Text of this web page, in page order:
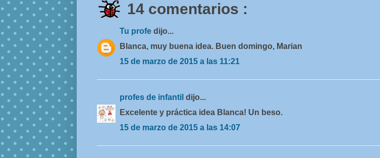
14 comentarios :
Tu profe dijo...
Blanca, muy buena idea. Buen domingo, Marian
15 de marzo de 2015 a las 11:21
profes de infantil dijo...
Excelente y práctica idea Blanca! Un beso.
15 de marzo de 2015 a las 14:07